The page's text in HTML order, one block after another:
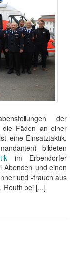
der
die Fäden an einer
eine Einsatztaktik.
bildeten
im Erbendorfer
Abenden und einen
und -frauen aus
Reuth bei [...]